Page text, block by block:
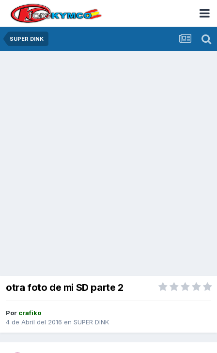
SUPER DINK
otra foto de mi SD parte 2
Por crafiko
4 de Abril del 2016 en SUPER DINK